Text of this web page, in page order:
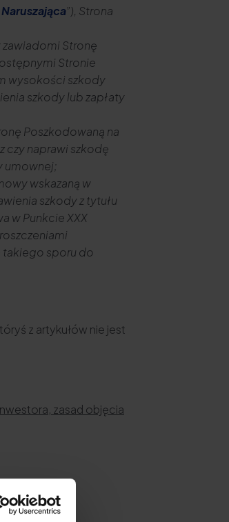
”), Strona
Stronę
Stronie
wysokości szkody
szkody lub zapłaty
Poszkodowaną na
czy naprawi szkodę
umownej;
wskazaną w
szkody z tytułu
w Punkcie XXX
takiego sporu do
z artykułów nie jest
zasad objęcia